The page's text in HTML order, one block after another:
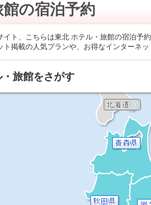
の宿泊予約
ト、こちらは東北 ホテル・旅館の宿泊予
掲載の人気プランや、お得なインターネッ
旅館をさがす